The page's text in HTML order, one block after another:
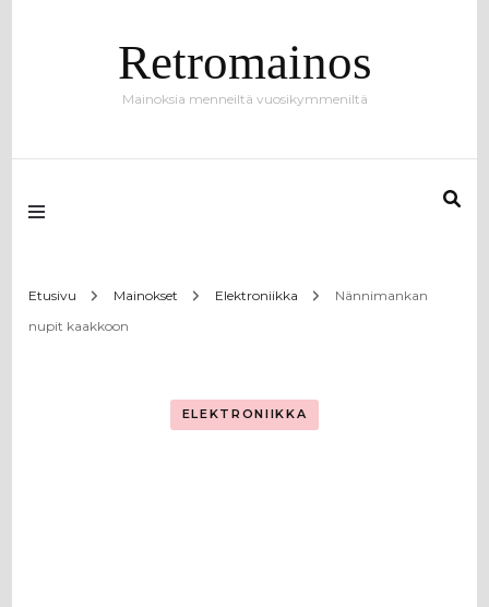
Retromainos
Mainoksia menneiltä vuosikymmeniltä
Etusivu Mainokset Elektroniikka
Nännimankan
nupit kaakkoon
ELEKTRONIIKKA